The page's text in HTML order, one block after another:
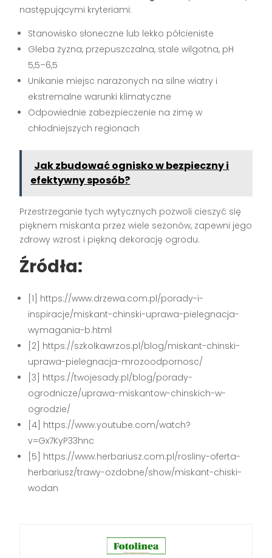
następującymi kryteriami:
Stanowisko słoneczne lub lekko półcieniste
Gleba żyzna, przepuszczalna, stale wilgotna, pH
5,5–6,5
Unikanie miejsc narażonych na silne wiatry i
ekstremalne warunki klimatyczne
Odpowiednie zabezpieczenie na zimę w
chłodniejszych regionach
Jak zbudować ognisko w bezpieczny i
efektywny sposób?
Przestrzeganie tych wytycznych pozwoli cieszyć się
pięknem miskanta przez wiele sezonów, zapewni jego
zdrowy wzrost i piękną dekorację ogrodu.
Źródła:
[1] https://www.drzewa.com.pl/porady-i-
inspiracje/miskant-chinski-uprawa-pielegnacja-
wymagania-b.html
[2] https://szkolkawrzos.pl/blog/miskant-chinski-
uprawa-pielegnacja-mrozoodpornosc/
[3] https://twojesady.pl/blog/porady-
ogrodnicze/uprawa-miskantow-chinskich-w-
ogrodzie/
[4] https://www.youtube.com/watch?
v=Gx7KyP33hnc
[5] https://www.herbariusz.com.pl/rosliny-oferta-
herbariusz/trawy-ozdobne/show/miskant-chiski-
wodan